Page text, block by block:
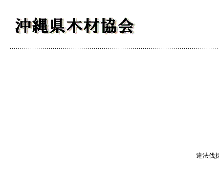
違法伐